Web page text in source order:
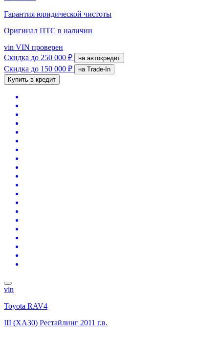
Гарантия юридической чистоты
Оригинал ПТС в наличии
vin VIN проверен
Скидка до 250 000 ₽ на автокредит
Скидка до 150 000 ₽
на Trade-In
Купить в кредит
vin
Toyota RAV4
III (XA30) Рестайлинг 2011 г.в.